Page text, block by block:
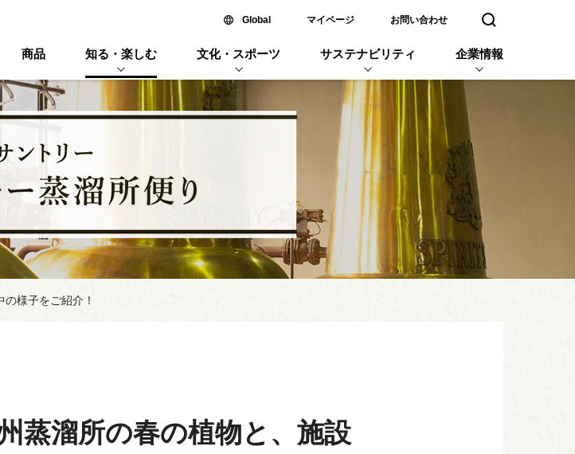
Global新しいウィンドウで開く
マイページ お問い合わせ 検索窓を開く
商品 知る・楽しむ 文化・スポーツ サステナビリティ 企業情報
様子をご紹介！
蒸溜所の春の植物と、施設